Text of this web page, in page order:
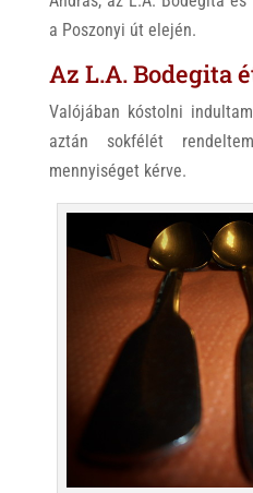
a Poszonyi út elején.
Az L.A. Bodegita
Valójában kóstolni
aztán sokfélét
mennyiséget kérve.